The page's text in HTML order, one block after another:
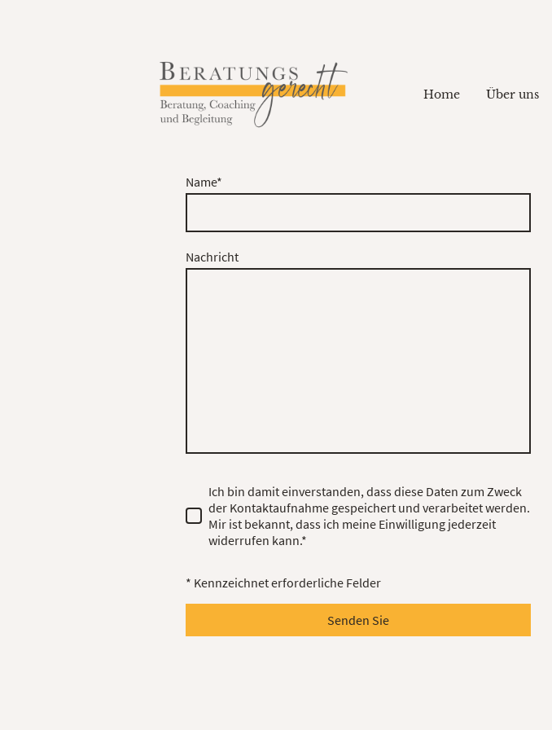
Home Über uns
Name*
Nachricht
Ich bin damit einverstanden, dass diese Daten zum Zweck
der Kontaktaufnahme gespeichert und verarbeitet werden.
Mir ist bekannt, dass ich meine Einwilligung jederzeit
widerrufen kann.*
* Kennzeichnet erforderliche Felder
Senden Sie